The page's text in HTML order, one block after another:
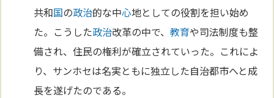
共和国の政治的な中心地としての役割を担い始め
た。こうした政治改革の中で、教育や司法制度も整
備され、住民の権利が確立されていった。これによ
り、サンホセは名実ともに独立した自治都市へと成
長を遂げたのである。